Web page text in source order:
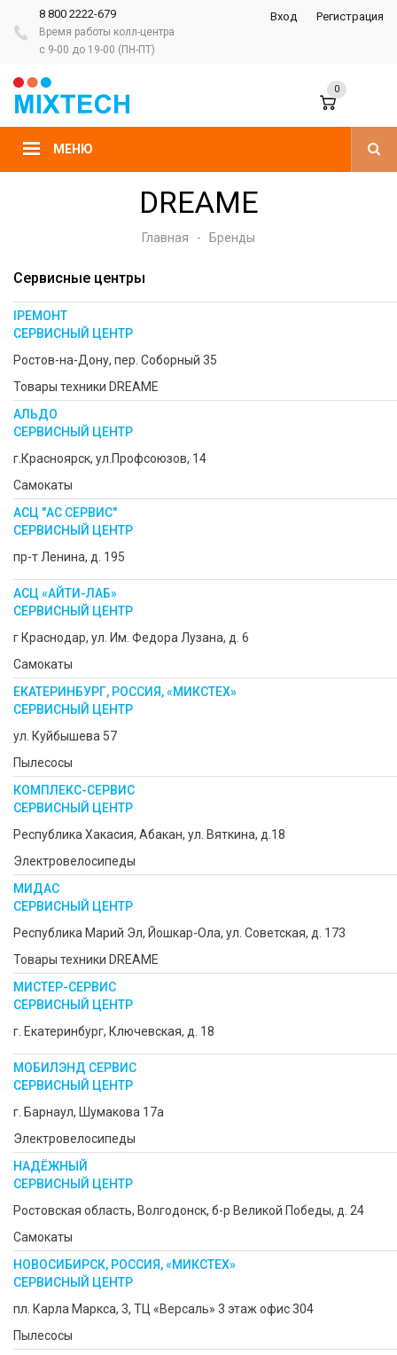
8 800 2222-679
Время работы колл-центра
с 9-00 до 19-00 (ПН-ПТ)
Вход Регистрация
МЕНЮ
0
DREAME
Главная - Бренды
Сервисные центры
IРЕМОНТ
СЕРВИСНЫЙ ЦЕНТР
Ростов-на-Дону, пер. Соборный 35
Товары техники DREAME
АЛЬДО
СЕРВИСНЫЙ ЦЕНТР
г.Красноярск, ул.Профсоюзов, 14
Самокаты
АСЦ "АС СЕРВИС"
СЕРВИСНЫЙ ЦЕНТР
пр-т Ленина, д. 195
АСЦ «АЙТИ-ЛАБ»
СЕРВИСНЫЙ ЦЕНТР
г Краснодар, ул. Им. Федора Лузана, д. 6
Самокаты
ЕКАТЕРИНБУРГ, РОССИЯ, «МИКСТЕХ»
СЕРВИСНЫЙ ЦЕНТР
ул. Куйбышева 57
Пылесосы
КОМПЛЕКС-СЕРВИС
СЕРВИСНЫЙ ЦЕНТР
Республика Хакасия, Абакан, ул. Вяткина, д.18
Электровелосипеды
МИДАС
СЕРВИСНЫЙ ЦЕНТР
Республика Марий Эл, Йошкар-Ола, ул. Советская, д. 173
Товары техники DREAME
МИСТЕР-СЕРВИС
СЕРВИСНЫЙ ЦЕНТР
г. Екатеринбург, Ключевская, д. 18
МОБИЛЭНД СЕРВИС
СЕРВИСНЫЙ ЦЕНТР
г. Барнаул, Шумакова 17а
Электровелосипеды
НАДЁЖНЫЙ
СЕРВИСНЫЙ ЦЕНТР
Ростовская область, Волгодонск, б-р Великой Победы, д. 24
Самокаты
НОВОСИБИРСК, РОССИЯ, «МИКСТЕХ»
СЕРВИСНЫЙ ЦЕНТР
пл. Карла Маркса, 3, ТЦ «Версаль» 3 этаж офис 304
Пылесосы